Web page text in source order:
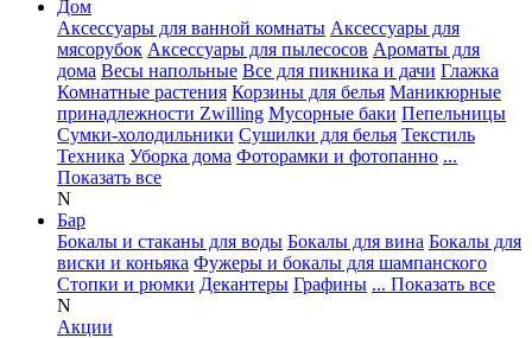
Дом
Аксессуары для ванной комнаты Аксессуары для
мясорубок Аксессуары для пылесосов Ароматы для
дома Весы напольные Все для пикника и дачи Глажка
Комнатные растения Корзины для белья Маникюрные
принадлежности Zwilling Мусорные баки Пепельницы
Сумки-холодильники Сушилки для белья Текстиль
Техника Уборка дома Фоторамки и фотопанно ...
Показать все
N
Бар
Бокалы и стаканы для воды Бокалы для вина Бокалы для
виски и коньяка Фужеры и бокалы для шампанского
Стопки и рюмки Декантеры Графины ... Показать все
N
Акции